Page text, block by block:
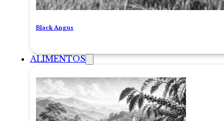
Black Angus
ALIMENTOS